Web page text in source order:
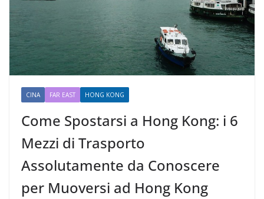
CINA FAR EAST HONG KONG
Come Spostarsi a Hong Kong: i 6
Mezzi di Trasporto
Assolutamente da Conoscere
per Muoversi ad Hong Kong